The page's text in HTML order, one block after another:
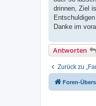
drinnen, Ziel
Danke im
Antworten
Zurück zu
Foren-